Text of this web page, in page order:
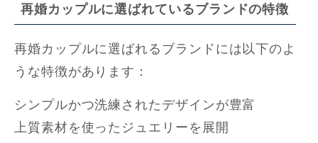
再婚カップルに選ばれているブランドの特徴
再婚カップルに選ばれるブランドには以下のよ
うな特徴があります：
シンプルかつ洗練されたデザインが豊富
上質素材を使ったジュエリーを展開